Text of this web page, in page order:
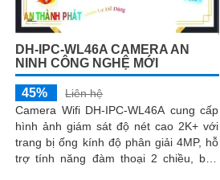
DH-IPC-WL46A CAMERA AN
NINH CÔNG NGHỆ MỚI
45%
Liên hệ
Camera Wifi DH-IPC-WL46A cung cấp
hình ảnh giám sát độ nét cao 2K+ với
trang bị ống kính độ phân giải 4MP, hỗ
trợ tính năng đàm thoại 2 chiều, báo